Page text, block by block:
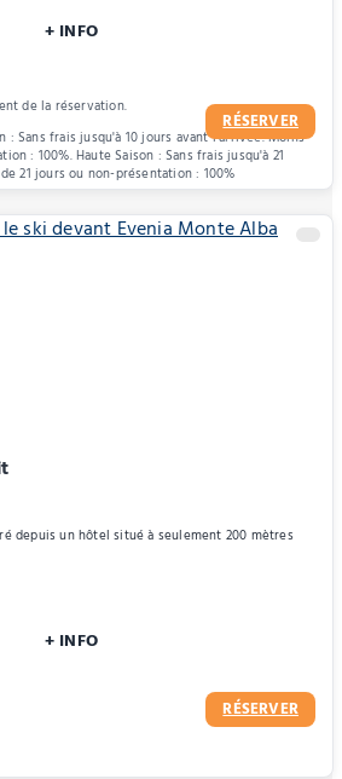
+ INFO
de la réservation.
: Sans frais jusqu'à 10 jours avant l'arrivée. Moins
: 100%. Haute Saison : Sans frais jusqu'à 21
21 jours ou non-présentation : 100%
RÉSERVER
depuis un hôtel situé à seulement 200 mètres
+ INFO
RÉSERVER